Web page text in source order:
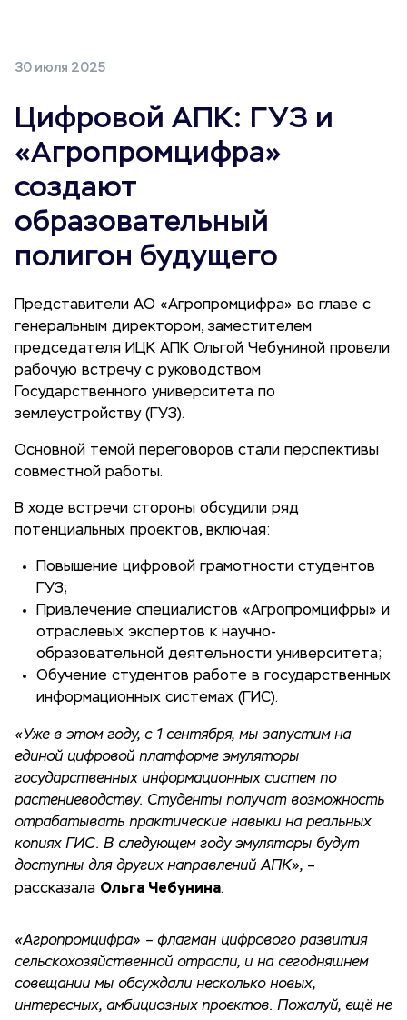
30 июля 2025
Цифровой АПК: ГУЗ и
«Агропромцифра»
создают
образовательный
полигон будущего
Представители АО «Агропромцифра» во главе с
генеральным директором, заместителем
председателя ИЦК АПК Ольгой Чебуниной провели
рабочую встречу с руководством
Государственного университета по
землеустройству (ГУЗ).
Основной темой переговоров стали перспективы
совместной работы.
В ходе встречи стороны обсудили ряд
потенциальных проектов, включая:
Повышение цифровой грамотности студентов
ГУЗ;
Привлечение специалистов «Агропромцифры» и
отраслевых экспертов к научно-
образовательной деятельности университета;
Обучение студентов работе в государственных
информационных системах (ГИС).
«Уже в этом году, с 1 сентября, мы запустим на
единой цифровой платформе эмуляторы
государственных информационных систем по
растениеводству. Студенты получат возможность
отрабатывать практические навыки на реальных
копиях ГИС. В следующем году эмуляторы будут
доступны для других направлений АПК», –
рассказала Ольга Чебунина.
«Агропромцифра» – флагман цифрового развития
сельскохозяйственной отрасли, и на сегодняшнем
совещании мы обсуждали несколько новых,
интересных, амбициозных проектов. Пожалуй, ещё не